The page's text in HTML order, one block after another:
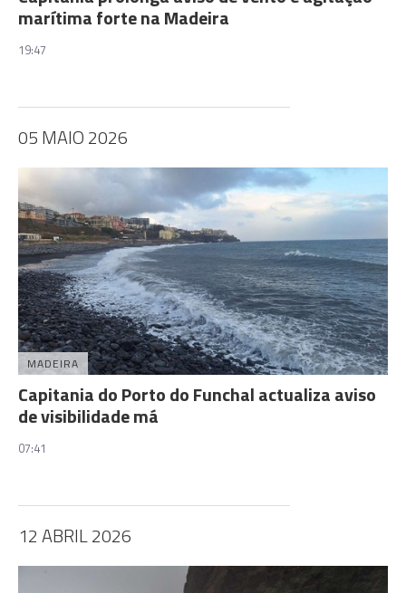
marítima forte na Madeira
19:47
05 MAIO 2026
MADEIRA
Capitania do Porto do Funchal actualiza aviso
de visibilidade má
07:41
12 ABRIL 2026